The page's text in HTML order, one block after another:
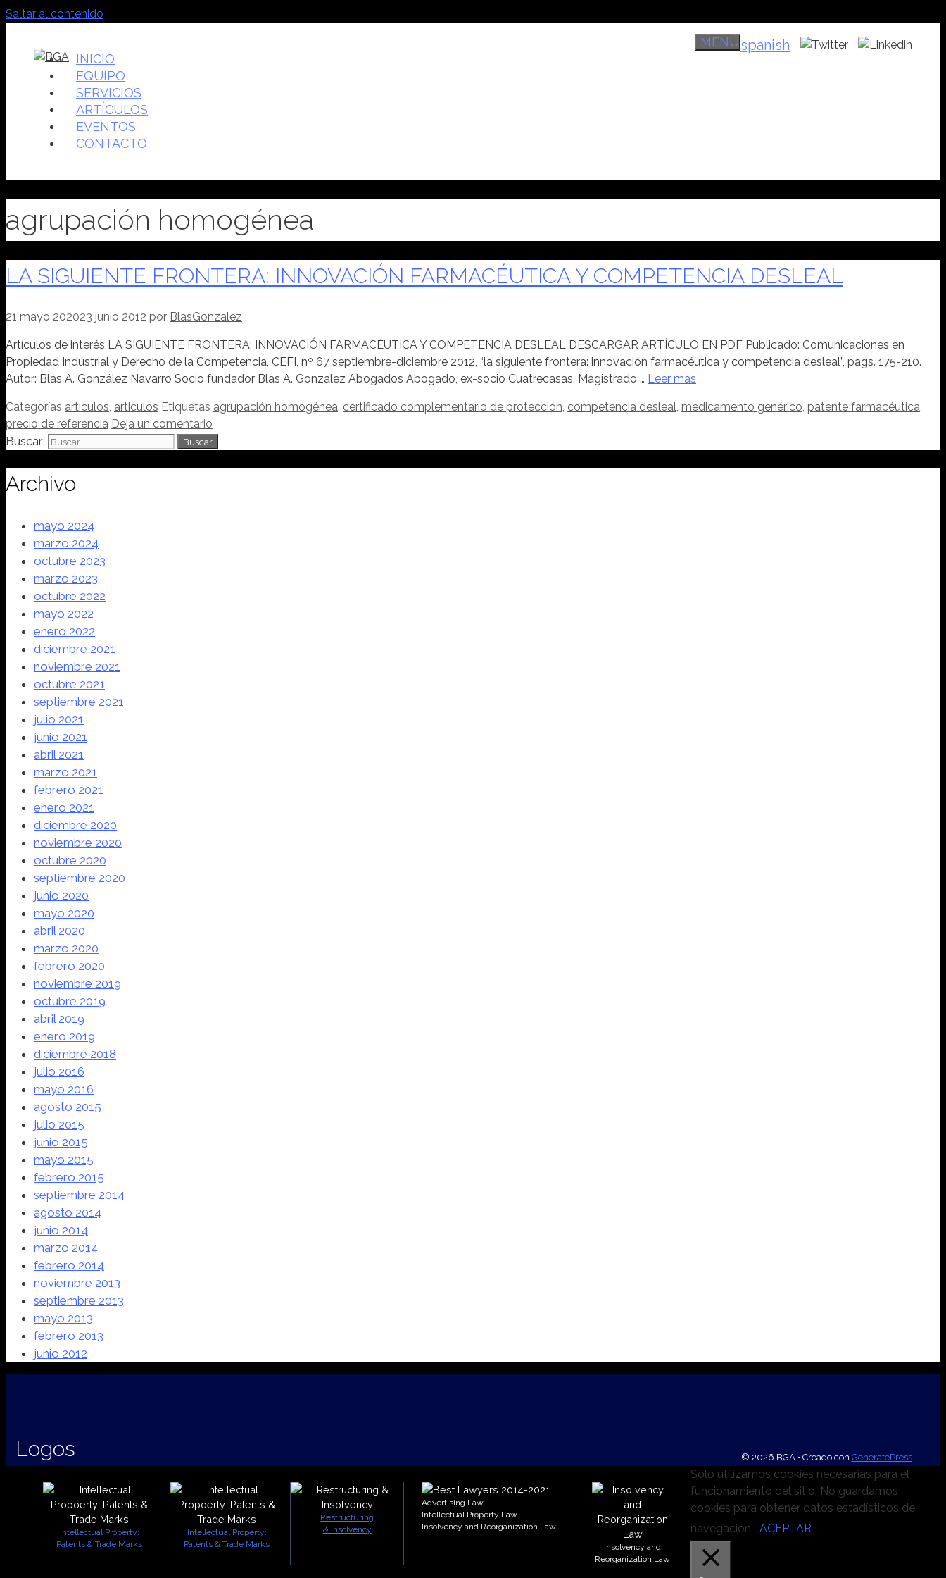
Saltar al contenido
spanish
MENÚ
INICIO
EQUIPO
SERVICIOS
ARTÍCULOS
EVENTOS
CONTACTO
agrupación homogénea
LA SIGUIENTE FRONTERA: INNOVACIÓN FARMACÉUTICA Y COMPETENCIA DESLEAL
21 mayo 202023 junio 2012 por BlasGonzalez
Artículos de interés LA SIGUIENTE FRONTERA: INNOVACIÓN FARMACÉUTICA Y COMPETENCIA DESLEAL DESCARGAR ARTÍCULO EN PDF Publicado: Comunicaciones en
Propiedad Industrial y Derecho de la Competencia, CEFI, nº 67 septiembre-diciembre 2012, “la siguiente frontera: innovación farmacéutica y competencia desleal”, pags. 175-210.
Autor: Blas A. González Navarro Socio fundador Blas A. Gonzalez Abogados Abogado, ex-socio Cuatrecasas. Magistrado … Leer más
Categorías articulos, articulos Etiquetas agrupación homogénea, certificado complementario de protección, competencia desleal, medicamento genérico, patente farmacéutica,
precio de referencia Deja un comentario
Buscar:
Archivo
mayo 2024
marzo 2024
octubre 2023
marzo 2023
octubre 2022
mayo 2022
enero 2022
diciembre 2021
noviembre 2021
octubre 2021
septiembre 2021
julio 2021
junio 2021
abril 2021
marzo 2021
febrero 2021
enero 2021
diciembre 2020
noviembre 2020
octubre 2020
septiembre 2020
junio 2020
mayo 2020
abril 2020
marzo 2020
febrero 2020
noviembre 2019
octubre 2019
abril 2019
enero 2019
diciembre 2018
julio 2016
mayo 2016
agosto 2015
julio 2015
junio 2015
mayo 2015
febrero 2015
septiembre 2014
agosto 2014
junio 2014
marzo 2014
febrero 2014
noviembre 2013
septiembre 2013
mayo 2013
febrero 2013
junio 2012
Logos
Intellectual Property:
Patents & Trade Marks
Intellectual Property:
Patents & Trade Marks
Restructuring
& Insolvency
Advertising Law
Intellectual Property Law
Insolvency and Reorganization Law
Insolvency and
Reorganization Law
© 2026 BGA • Creado con GeneratePress
Solo utilizamos cookies necesarias para el
funcionamiento del sitio. No guardamos
cookies para obtener datos estadísticos de
navegación. ACEPTAR